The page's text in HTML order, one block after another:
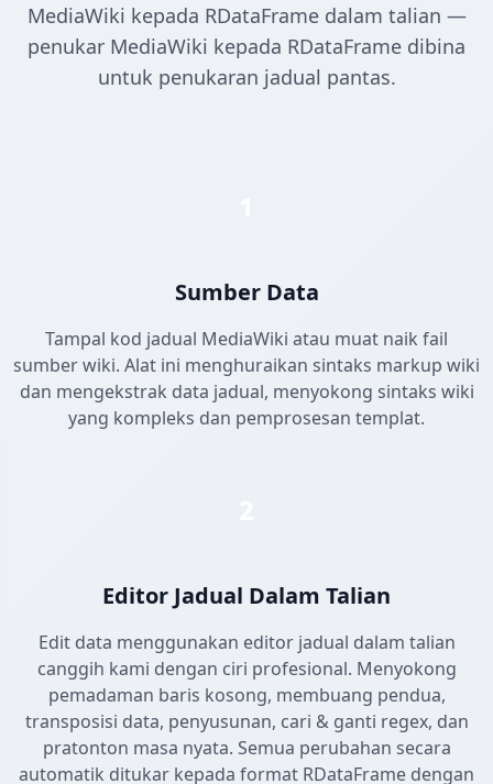
MediaWiki kepada RDataFrame dalam talian —
penukar MediaWiki kepada RDataFrame dibina
untuk penukaran jadual pantas.
Sumber Data
Tampal kod jadual MediaWiki atau muat naik fail
sumber wiki. Alat ini menghuraikan sintaks markup wiki
dan mengekstrak data jadual, menyokong sintaks wiki
yang kompleks dan pemprosesan templat.
Editor Jadual Dalam Talian
Edit data menggunakan editor jadual dalam talian
canggih kami dengan ciri profesional. Menyokong
pemadaman baris kosong, membuang pendua,
transposisi data, penyusunan, cari & ganti regex, dan
pratonton masa nyata. Semua perubahan secara
automatik ditukar kepada format RDataFrame dengan